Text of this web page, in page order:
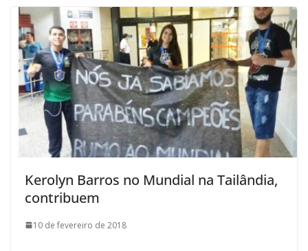
Kerolyn Barros no Mundial na Tailândia,
contribuem
10 de fevereiro de 2018